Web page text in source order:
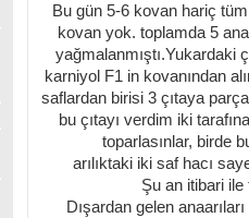
Bu gün 5-6 kovan hariç
kovan yok. toplamda 5
yağmalanmıştı.Yukardaki
karniyol F1 in kovanından
saflardan birisi 3 çıtaya
bu çıtayı verdim iki
toparlasınlar, birde
arılıktaki iki saf hacı
Şu an itibari
Dışardan gelen